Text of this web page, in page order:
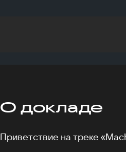
О докладе
Приветствие на треке